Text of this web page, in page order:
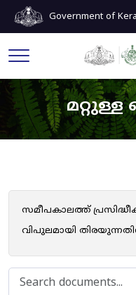
Government of
സമീപകാലത്ത്
വിപുലമായി